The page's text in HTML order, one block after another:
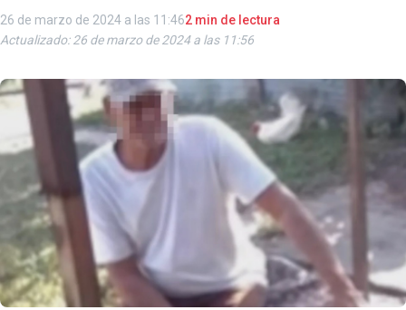
26 de marzo de 2024 a las 11:462 min de lectura
Actualizado: 26 de marzo de 2024 a las 11:56